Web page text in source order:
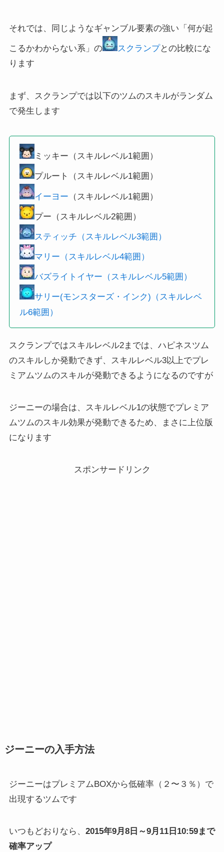
それでは、同じようなギャンブル要素の強い「何が起
こるかわからない系」の スクランプとの比較にな
ります
まず、スクランプでは以下のツムのスキルがランダム
で発生します
ミッキー（スキルレベル1範囲）
プルート（スキルレベル1範囲）
イーヨー （スキルレベル1範囲）
プー（スキルレベル2範囲）
スティッチ（スキルレベル3範囲）
マリー（スキルレベル4範囲）
バズライトイヤー（スキルレベル5範囲）
サリー(モンスターズ・インク)（スキルレベ
ル6範囲）
スクランプではスキルレベル2までは、ハピネスツム
のスキルしか発動できず、スキルレベル3以上でプレ
ミアムツムのスキルが発動できるようになるのですが
ジーニーの場合は、スキルレベル1の状態でプレミア
ムツムのスキル効果が発動できるため、まさに上位版
になります
スポンサードリンク
ジーニーの入手方法
ジーニーはプレミアムBOXから低確率（２〜３％）で
出現するツムです
いつもどおりなら、 2015年9月8日～9月11日10:59まで
確率アップ